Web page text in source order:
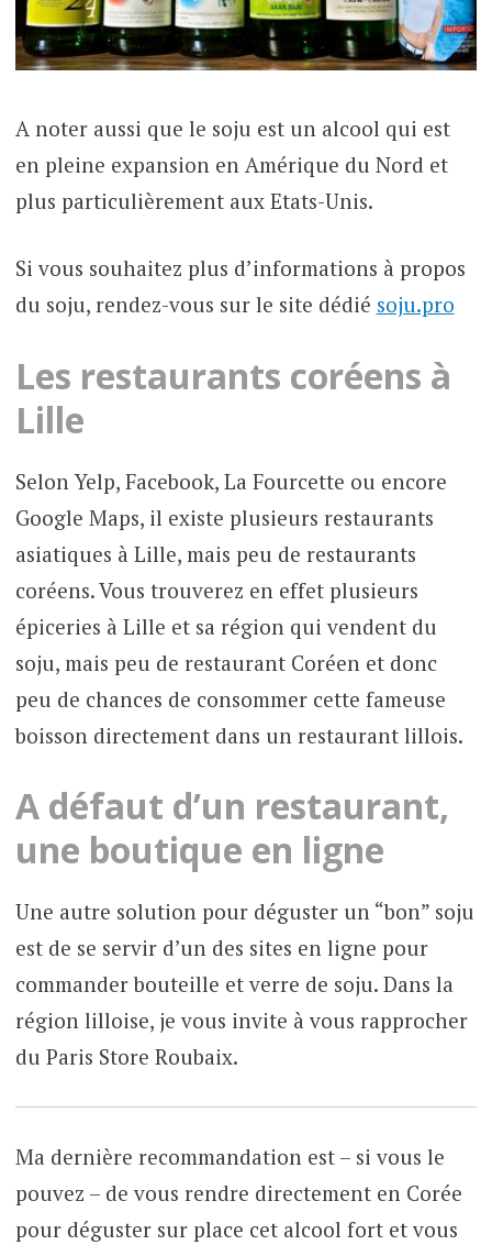
A noter aussi que le soju est un alcool qui est
en pleine expansion en Amérique du Nord et
plus particulièrement aux Etats-Unis.
Si vous souhaitez plus d’informations à propos
du soju, rendez-vous sur le site dédié soju.pro
Les restaurants coréens à
Lille
Selon Yelp, Facebook, La Fourcette ou encore
Google Maps, il existe plusieurs restaurants
asiatiques à Lille, mais peu de restaurants
coréens. Vous trouverez en effet plusieurs
épiceries à Lille et sa région qui vendent du
soju, mais peu de restaurant Coréen et donc
peu de chances de consommer cette fameuse
boisson directement dans un restaurant lillois.
A défaut d’un restaurant,
une boutique en ligne
Une autre solution pour déguster un “bon” soju
est de se servir d’un des sites en ligne pour
commander bouteille et verre de soju. Dans la
région lilloise, je vous invite à vous rapprocher
du Paris Store Roubaix.
Ma dernière recommandation est – si vous le
pouvez – de vous rendre directement en Corée
pour déguster sur place cet alcool fort et vous